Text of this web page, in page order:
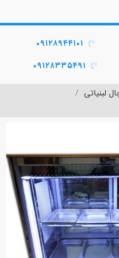
۰۹۱۲۸۹۴۴۱۰۱
۰۹۱۲۸۳۳۵۴۹۱
لبنیاتی